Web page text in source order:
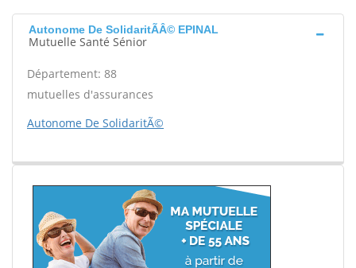
Autonome De SolidaritÃÂ© EPINAL
Mutuelle Santé Sénior
Département: 88
mutuelles d'assurances
Autonome De SolidaritÃ©